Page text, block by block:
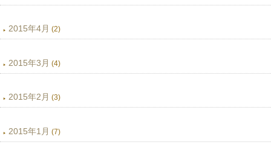
2015年4月 (2)
2015年3月 (4)
2015年2月 (3)
2015年1月 (7)